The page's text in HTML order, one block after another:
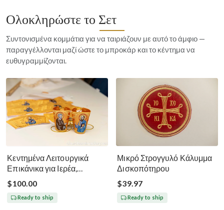
Ολοκληρώστε το Σετ
Συντονισμένα κομμάτια για να ταιριάζουν με αυτό το άμφιο —
παραγγέλλονται μαζί ώστε το μπροκάρ και το κέντημα να
ευθυγραμμίζονται.
Κεντημένα Λειτουργικά
Επικάνικα για Ιερέα,
Διάκονο, Επίσκοπο Πέτρο
και Παύλο
$100.00
Ready to ship
Μικρό Στρογγυλό Κάλυμμα
Δισκοπότηρου
$39.97
Ready to ship